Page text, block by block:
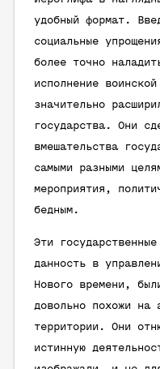
удобный формат.
социальные
более точно
исполнение
значительно
государства. Они
вмешательства
самыми разными
мероприятия,
бедным.
Эти
данность в
Нового времени,
довольно похожи на
территории. Они
истинную